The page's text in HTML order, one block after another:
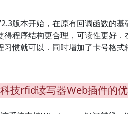
版本开始，在原有回调函数的
得程序结构更合理，可读性更好
习惯就可以．同时增加了卡号格
技rfid读写器Web插件的